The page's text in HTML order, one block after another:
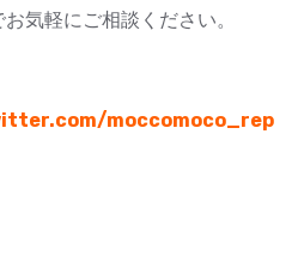
気軽にご相談ください。
moccomoco_rep